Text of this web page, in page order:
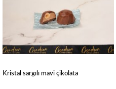
Kristal sargılı mavi çikolata